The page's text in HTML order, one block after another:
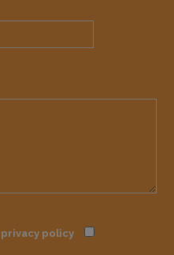
privacy policy